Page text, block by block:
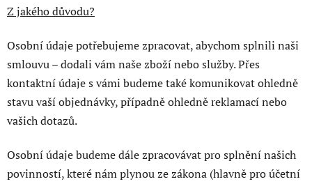
Z jakého důvodu?
Osobní údaje potřebujeme zpracovat, abychom splnili naši
smlouvu – dodali vám naše zboží nebo služby. Přes
kontaktní údaje s vámi budeme také komunikovat ohledně
stavu vaší objednávky, případně ohledně reklamací nebo
vašich dotazů.
Osobní údaje budeme dále zpracovávat pro splnění našich
povinností, které nám plynou ze zákona (hlavně pro účetní